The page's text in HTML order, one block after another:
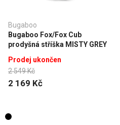
Bugaboo
Bugaboo Fox/Fox Cub
prodyšná stříška MISTY GREY
2 549 Kč
2 169 Kč
Prodej ukončen